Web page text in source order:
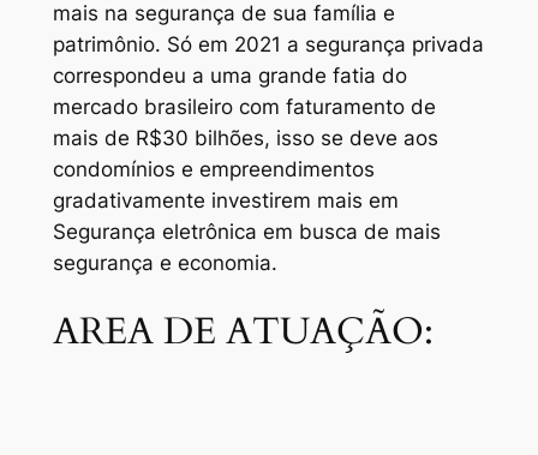
mais na segurança de sua família e
patrimônio. Só em 2021 a segurança privada
correspondeu a uma grande fatia do
mercado brasileiro com faturamento de
mais de R$30 bilhões, isso se deve aos
condomínios e empreendimentos
gradativamente investirem mais em
Segurança eletrônica em busca de mais
segurança e economia.
AREA DE ATUAÇÃO: